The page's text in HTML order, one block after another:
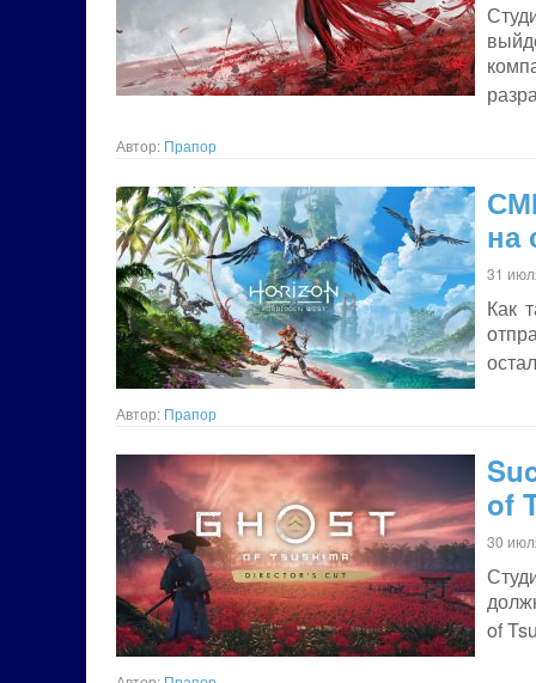
Автор: Прапор
на
31
Как
Автор: Прапор
of
30
of